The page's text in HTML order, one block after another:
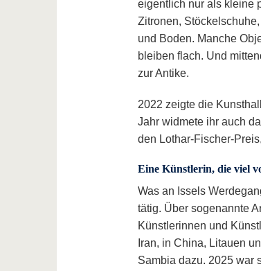
eigentlich nur als kleine
Zitronen,
und Boden. Manche
bleiben flach. Und
zur Antike.
2022 zeigte die
Jahr widmete ihr auch
den Lothar-Fischer-
Eine Künstlerin, die viel
Was an Issels
tätig. Über sogenannte
Künstlerinnen und
Iran, in China, Litauen
Sambia dazu. 2025 war